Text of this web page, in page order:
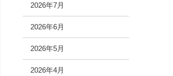
2026年7月
2026年6月
2026年5月
2026年4月